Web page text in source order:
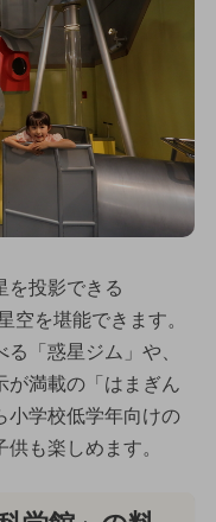
を投影できる
空を堪能できます。
「惑星ジム」や、
が満載の「はまぎん
小学校低学年向けの
も楽しめます。